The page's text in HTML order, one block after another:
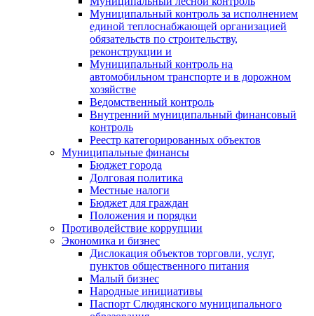
Муниципальный контроль за исполнением
единой теплоснабжающей организацией
обязательств по строительству,
реконструкции и
Муниципальный контроль на
автомобильном транспорте и в дорожном
хозяйстве
Ведомственный контроль
Внутренний муниципальный финансовый
контроль
Реестр категорированных объектов
Муниципальные финансы
Бюджет города
Долговая политика
Местные налоги
Бюджет для граждан
Положения и порядки
Противодействие коррупции
Экономика и бизнес
Дислокация объектов торговли, услуг,
пунктов общественного питания
Малый бизнес
Народные инициативы
Паспорт Слюдянского муниципального